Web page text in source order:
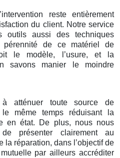
reste entièrement
du client. Notre service
outils aussi des techniques
de ce matériel de
le modèle, l’usure, et la
savons manier le moindre
à atténuer toute source de
même temps réduisant la
en état. De plus, nous nous
présenter clairement au
la réparation, dans l’objectif de
par ailleurs accréditer